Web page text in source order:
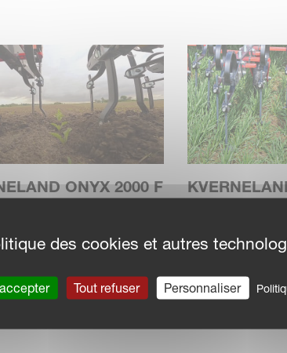
des cultures. La forme et la taille des
Onyx s'adapte rapidement à
avec des socs adaptés aux différentes
et peut être levé et abaissé
les racines des adventices. La
des conditions météorologiques
ONYX 2000 F
pour une utilisation en
être combinée
de gu...
des cookies et autres
Tout refuser Personnaliser